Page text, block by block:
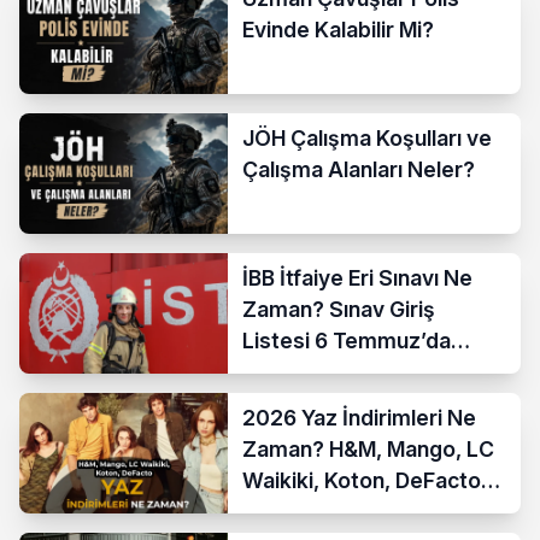
Evinde Kalabilir Mi?
JÖH Çalışma Koşulları ve
Çalışma Alanları Neler?
İBB İtfaiye Eri Sınavı Ne
Zaman? Sınav Giriş
Listesi 6 Temmuz’da
Açıklanıyor
2026 Yaz İndirimleri Ne
Zaman? H&M, Mango, LC
Waikiki, Koton, DeFacto
İndirim Tarihleri